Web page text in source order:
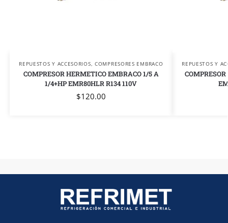
REPUESTOS Y ACCESORIOS, COMPRESORES EMBRACO
COMPRESOR HERMETICO EMBRACO 1/5 A
1/4+HP EMR80HLR R134 110V
$120.00
REPUESTOS Y